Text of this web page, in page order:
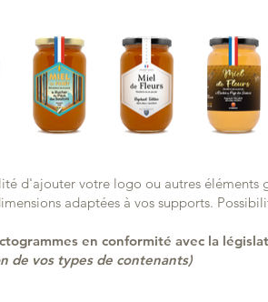
d'ajouter votre logo ou autres éléments
adaptées à vos supports.
en conformité avec la
de vos types de contenants)